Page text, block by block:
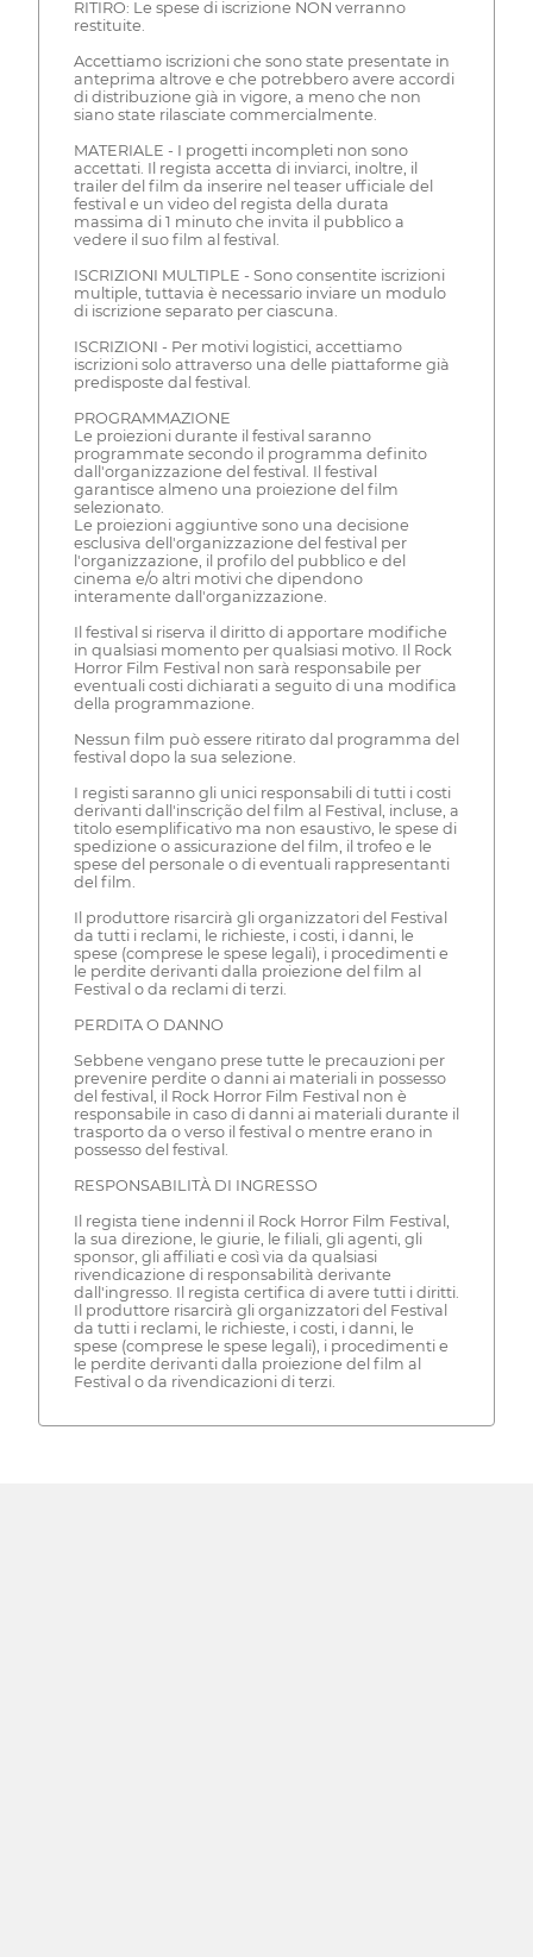
RITIRO: Le spese di iscrizione NON verranno
restituite.
Accettiamo iscrizioni che sono state presentate in
anteprima altrove e che potrebbero avere accordi
di distribuzione già in vigore, a meno che non
siano state rilasciate commercialmente.
MATERIALE - I progetti incompleti non sono
accettati. Il regista accetta di inviarci, inoltre, il
trailer del film da inserire nel teaser ufficiale del
festival e un video del regista della durata
massima di 1 minuto che invita il pubblico a
vedere il suo film al festival.
ISCRIZIONI MULTIPLE - Sono consentite iscrizioni
multiple, tuttavia è necessario inviare un modulo
di iscrizione separato per ciascuna.
ISCRIZIONI - Per motivi logistici, accettiamo
iscrizioni solo attraverso una delle piattaforme già
predisposte dal festival.
PROGRAMMAZIONE
Le proiezioni durante il festival saranno
programmate secondo il programma definito
dall'organizzazione del festival. Il festival
garantisce almeno una proiezione del film
selezionato.
Le proiezioni aggiuntive sono una decisione
esclusiva dell'organizzazione del festival per
l'organizzazione, il profilo del pubblico e del
cinema e/o altri motivi che dipendono
interamente dall'organizzazione.
Il festival si riserva il diritto di apportare modifiche
in qualsiasi momento per qualsiasi motivo. Il Rock
Horror Film Festival non sarà responsabile per
eventuali costi dichiarati a seguito di una modifica
della programmazione.
Nessun film può essere ritirato dal programma del
festival dopo la sua selezione.
I registi saranno gli unici responsabili di tutti i costi
derivanti dall'inscrição del film al Festival, incluse, a
titolo esemplificativo ma non esaustivo, le spese di
spedizione o assicurazione del film, il trofeo e le
spese del personale o di eventuali rappresentanti
del film.
Il produttore risarcirà gli organizzatori del Festival
da tutti i reclami, le richieste, i costi, i danni, le
spese (comprese le spese legali), i procedimenti e
le perdite derivanti dalla proiezione del film al
Festival o da reclami di terzi.
PERDITA O DANNO
Sebbene vengano prese tutte le precauzioni per
prevenire perdite o danni ai materiali in possesso
del festival, il Rock Horror Film Festival non è
responsabile in caso di danni ai materiali durante il
trasporto da o verso il festival o mentre erano in
possesso del festival.
RESPONSABILITÀ DI INGRESSO
Il regista tiene indenni il Rock Horror Film Festival,
la sua direzione, le giurie, le filiali, gli agenti, gli
sponsor, gli affiliati e così via da qualsiasi
rivendicazione di responsabilità derivante
dall'ingresso. Il regista certifica di avere tutti i diritti.
Il produttore risarcirà gli organizzatori del Festival
da tutti i reclami, le richieste, i costi, i danni, le
spese (comprese le spese legali), i procedimenti e
le perdite derivanti dalla proiezione del film al
Festival o da rivendicazioni di terzi.